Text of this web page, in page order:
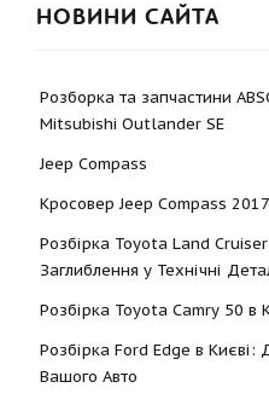
НОВИНИ САЙТА
Розборка та запчастини
Mitsubishi Outlander SE
Jeep Compass
Кросовер Jeep Compass
Розбірка Toyota Land
Заглиблення у Технічні
Розбірка Toyota Camry 50 в
Розбірка Ford Edge в Києві:
Вашого Авто